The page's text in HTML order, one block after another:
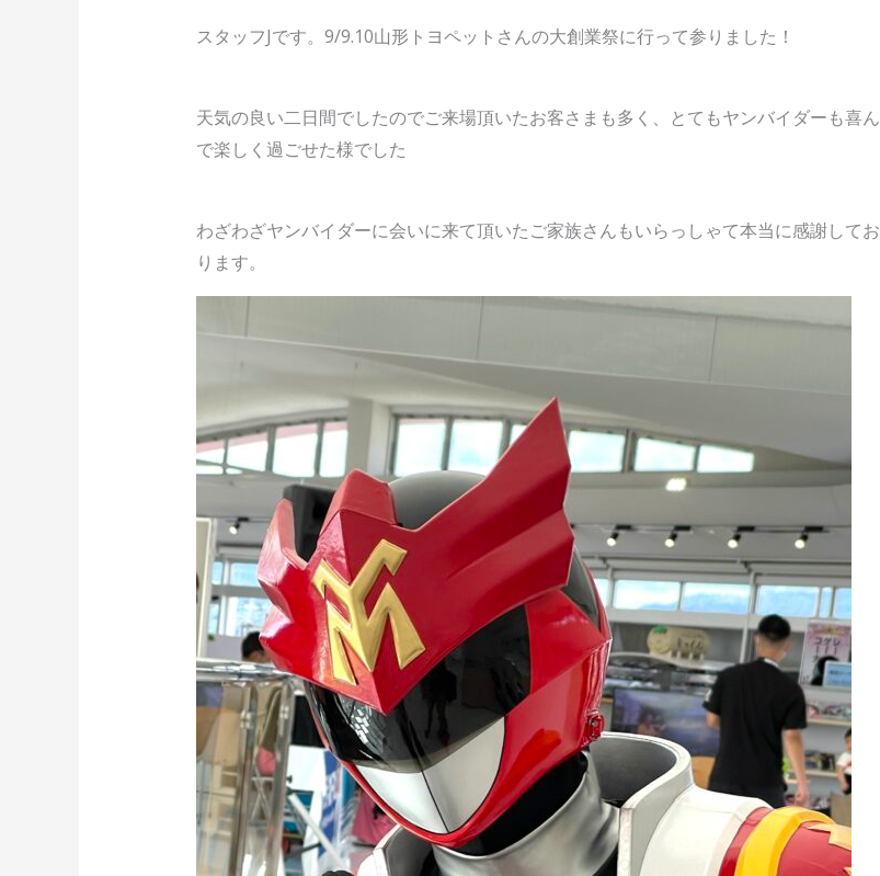
スタッフJです。9/9.10山形トヨペットさんの大創業祭に行って参りました！
天気の良い二日間でしたのでご来場頂いたお客さまも多く、とてもヤンバイダーも喜ん
で楽しく過ごせた様でした
わざわざヤンバイダーに会いに来て頂いたご家族さんもいらっしゃて本当に感謝してお
ります。